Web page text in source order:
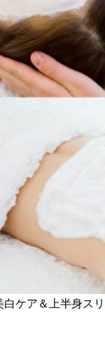
白ケア＆上半身ス